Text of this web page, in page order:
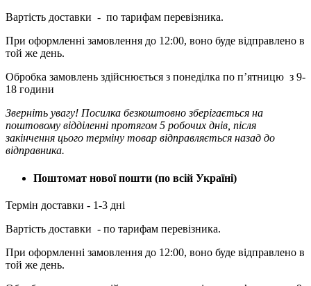
Вартість доставки - по тарифам перевізника.
При оформленні замовлення до 12:00, воно буде відправлено в
той же день.
Обробка замовлень здійснюється з понеділка по п’ятницю з 9-
18 години
Зверніть увагу! Посилка безкоштовно зберігається на
поштовому відділенні протягом 5 робочих днів, після
закінчення цього терміну товар відправляється назад до
відправника.
Поштомат нової пошти (по всій Україні)
Термін доставки - 1-3 дні
Вартість доставки - по тарифам перевізника.
При оформленні замовлення до 12:00, воно буде відправлено в
той же день.